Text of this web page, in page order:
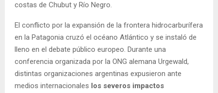
costas de Chubut y Río Negro.
El conflicto por la expansión de la frontera hidrocarburífera
en la Patagonia cruzó el océano Atlántico y se instaló de
lleno en el debate público europeo. Durante una
conferencia organizada por la ONG alemana Urgewald,
distintas organizaciones argentinas expusieron ante
medios internacionales los severos impactos